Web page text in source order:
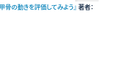
の動きを評価してみよう』 著者：